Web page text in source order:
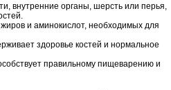
внутренние органы, шерсть или перья,
и аминокислот, необходимых для
здоровье костей и нормальное
правильному пищеварению и